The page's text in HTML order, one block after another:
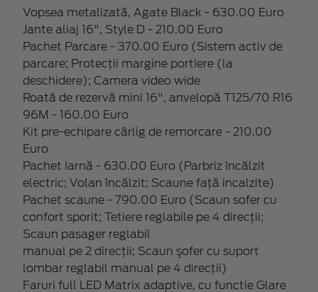
Vopsea metalizată, Agate Black - 630.00 Euro
Jante aliaj 16", Style D - 210.00 Euro
Pachet Parcare - 370.00 Euro (Sistem activ de
parcare; Protecții margine portiere (la
deschidere); Camera video wide
Roată de rezervă mini 16", anvelopă T125/70 R16
96M - 160.00 Euro
Kit pre-echipare cârlig de remorcare - 210.00
Euro
Pachet Iarnă - 630.00 Euro (Parbriz încălzit
electric; Volan încălzit; Scaune față incalzite)
Pachet scaune - 790.00 Euro (Scaun sofer cu
confort sporit; Tetiere reglabile pe 4 direcţii;
Scaun pasager reglabil
manual pe 2 direcţii; Scaun şofer cu suport
lombar reglabil manual pe 4 direcţii)
Faruri full LED Matrix adaptive, cu functie Glare